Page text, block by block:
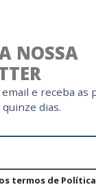
NOSSA
e receba as
dias.
termos de